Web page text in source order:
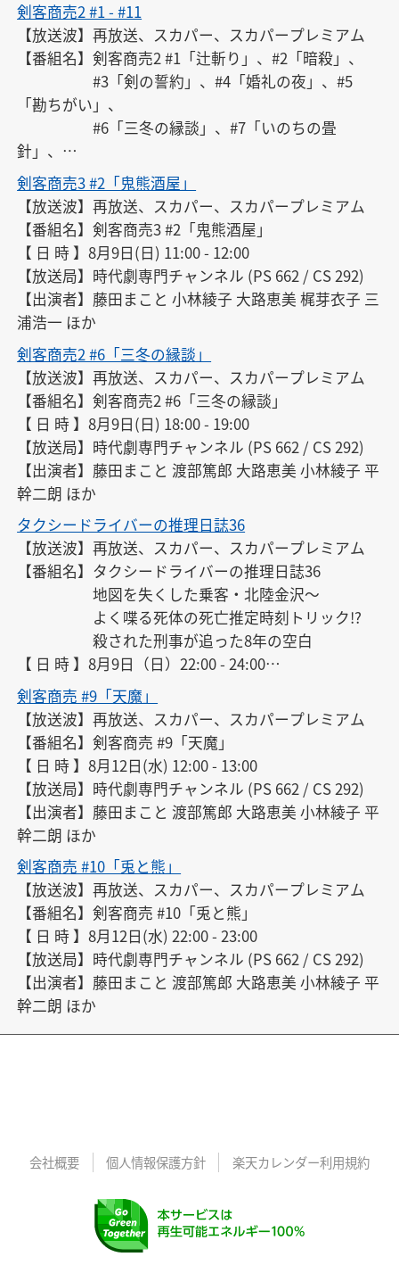
剣客商売2 #1 - #11
【放送波】再放送、スカパー、スカパープレミアム
【番組名】剣客商売2 #1「辻斬り」、#2「暗殺」、
#3「剣の誓約」、#4「婚礼の夜」、#5
「勘ちがい」、
#6「三冬の縁談」、#7「いのちの畳
針」、
#8「悪い虫」、#9「隠れ簑」、
#10「雨の鈴鹿川」、#11「妖怪小雨坊」
【 日 時 】8月8日(土) 4:00 - 18:30
【放送局】ホームドラマチャンネル （PS 661 / CS 29
4）
【出演者】藤田まこと 渡部篤郎 大路恵美 小林綾子 平
幹二朗 ほか
【その他】第2シリーズ一挙放送無料放送。
剣客商売3 #2「鬼熊酒屋」
【放送波】再放送、スカパー、スカパープレミアム
【番組名】剣客商売3 #2「鬼熊酒屋」
【 日 時 】8月9日(日) 11:00 - 12:00
【放送局】時代劇専門チャンネル (PS 662 / CS 292)
【出演者】藤田まこと 小林綾子 大路恵美 梶芽衣子 三
浦浩一 ほか
剣客商売2 #6「三冬の縁談」
【放送波】再放送、スカパー、スカパープレミアム
【番組名】剣客商売2 #6「三冬の縁談」
【 日 時 】8月9日(日) 18:00 - 19:00
【放送局】時代劇専門チャンネル (PS 662 / CS 292)
【出演者】藤田まこと 渡部篤郎 大路恵美 小林綾子 平
幹二朗 ほか
タクシードライバーの推理日誌36
【放送波】再放送、スカパー、スカパープレミアム
【番組名】タクシードライバーの推理日誌36
地図を失くした乗客・北陸金沢〜
よく喋る死体の死亡推定時刻トリック!?
殺された刑事が追った8年の空白
【 日 時 】8月9日（日）22:00 - 24:00
【放送局 】テレ朝チャンネル2 （PS 612 / CS 299）
【出演者】渡瀬恒彦 平田満 雛形あきこ 小木茂光 きた
ろう 大路恵美 ほか
【 詳 細 】番組内容（テレ朝版アーカイブ） https://
web.archive.org/web/20150219005203/http://www.t
v-asahi.co.jp/dwide/contents/nextweek/0339/
【その他】夏川みずほ役
剣客商売 #9「天魔」
【放送波】再放送、スカパー、スカパープレミアム
【番組名】剣客商売 #9「天魔」
【 日 時 】8月12日(水) 12:00 - 13:00
【放送局】時代劇専門チャンネル (PS 662 / CS 292)
【出演者】藤田まこと 渡部篤郎 大路恵美 小林綾子 平
幹二朗 ほか
剣客商売 #10「兎と熊」
【放送波】再放送、スカパー、スカパープレミアム
【番組名】剣客商売 #10「兎と熊」
【 日 時 】8月12日(水) 22:00 - 23:00
【放送局】時代劇専門チャンネル (PS 662 / CS 292)
【出演者】藤田まこと 渡部篤郎 大路恵美 小林綾子 平
幹二朗 ほか
会社概要 個人情報保護方針 楽天カレンダー利用規約